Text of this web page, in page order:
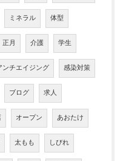
ミネラル 体型
正月 介護 学生
ンチエイジング 感染対策
ブログ 求人
オープン あおたけ
太もも しびれ